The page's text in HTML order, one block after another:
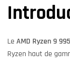
Le AMD Ryzen 9
Ryzen haut de